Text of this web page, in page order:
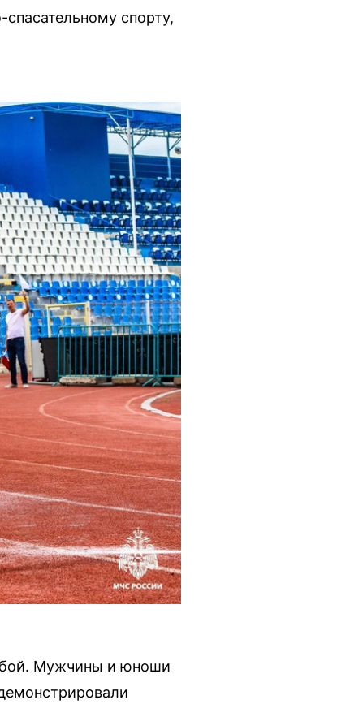
спорту,
Мужчины и юноши